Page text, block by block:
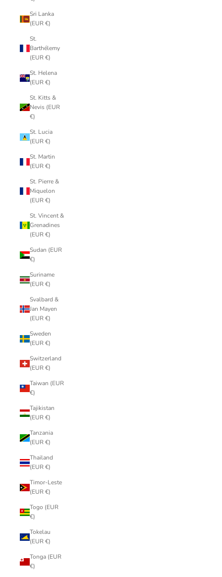
Sri Lanka
(EUR €)
St.
Barthélemy
(EUR €)
St. Helena
(EUR €)
St. Kitts &
Nevis (EUR
€)
St. Lucia
(EUR €)
St. Martin
(EUR €)
St. Pierre &
Miquelon
(EUR €)
St. Vincent &
Grenadines
(EUR €)
Sudan (EUR
€)
Suriname
(EUR €)
Svalbard &
Jan Mayen
(EUR €)
Sweden
(EUR €)
Switzerland
(EUR €)
Taiwan (EUR
€)
Tajikistan
(EUR €)
Tanzania
(EUR €)
Thailand
(EUR €)
Timor-Leste
(EUR €)
Togo (EUR
€)
Tokelau
(EUR €)
Tonga (EUR
€)